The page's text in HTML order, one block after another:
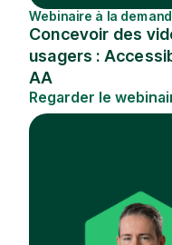
Webinaire à la
Concevoir des
usagers :
AA
Regarder le